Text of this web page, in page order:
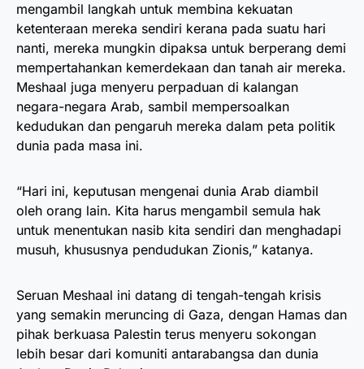
mengambil langkah untuk membina kekuatan
ketenteraan mereka sendiri kerana pada suatu hari
nanti, mereka mungkin dipaksa untuk berperang demi
mempertahankan kemerdekaan dan tanah air mereka.
Meshaal juga menyeru perpaduan di kalangan
negara-negara Arab, sambil mempersoalkan
kedudukan dan pengaruh mereka dalam peta politik
dunia pada masa ini.
“Hari ini, keputusan mengenai dunia Arab diambil
oleh orang lain. Kita harus mengambil semula hak
untuk menentukan nasib kita sendiri dan menghadapi
musuh, khususnya pendudukan Zionis,” katanya.
Seruan Meshaal ini datang di tengah-tengah krisis
yang semakin meruncing di Gaza, dengan Hamas dan
pihak berkuasa Palestin terus menyeru sokongan
lebih besar dari komuniti antarabangsa dan dunia